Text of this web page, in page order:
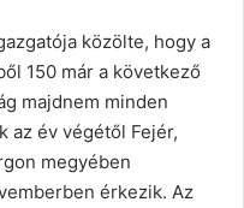
közölte, hogy a
150 már a következő
majdnem minden
az év végétől Fejér,
megyében
érkezik. Az